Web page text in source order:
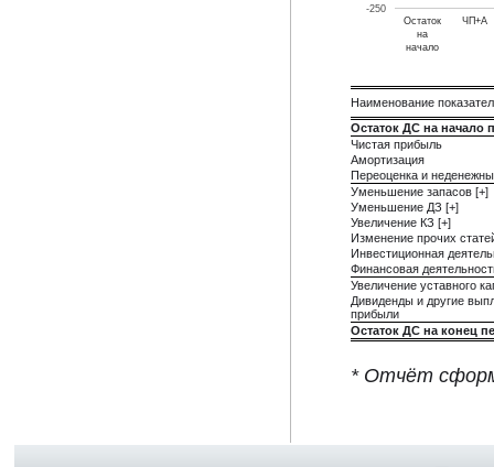
Остаток
на
начало
ЧП+А
-250
Наименование
Остаток ДС на начало
Чистая прибыль
Амортизация
Переоценка и
Уменьшение запасов [+]
Уменьшение ДЗ [+]
Увеличение КЗ [+]
Изменение прочих
Инвестиционная
Финансовая
Увеличение уставного
Дивиденды и другие
прибыли
Остаток ДС на конец
* Отчёт